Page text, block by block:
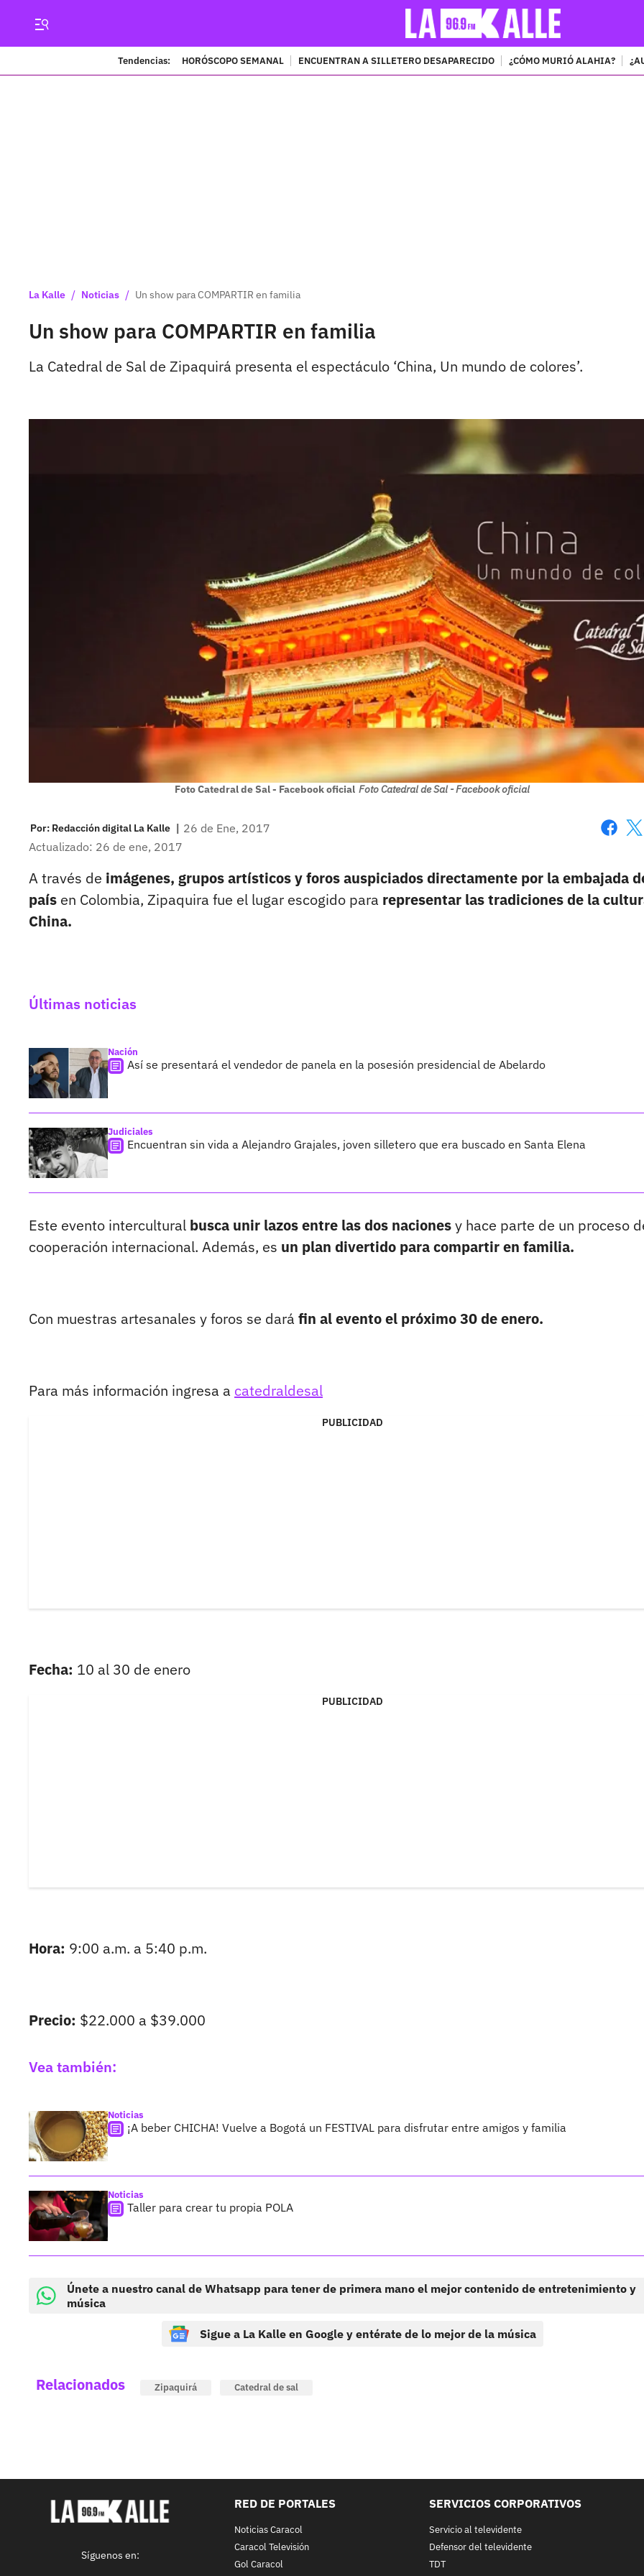
Tendencias: HORÓSCOPO SEMANAL ENCUENTRAN A SILLETERO DESAPARECIDO ¿CÓMO MURIÓ ALAHIA?
La Kalle / Noticias / Un show para COMPARTIR en familia
Un show para COMPARTIR en familia
La Catedral de Sal de Zipaquirá presenta el espectáculo ‘China, Un mundo de colores’.
Foto Catedral de Sal - Facebook oficial Foto Catedral de Sal - Facebook oficial
Por: Redacción digital La Kalle | 26 de Ene, 2017
Actualizado: 26 de ene, 2017
A través de imágenes, grupos artísticos y forosauspiciados directamente por la embajada
país en Colombia, Zipaquira fue el lugar escogido para representar las tradiciones de la
China.
Últimas noticias
Nación
Así se presentará el vendedor de panela en la posesión presidencial de Abelardo
Judiciales
Encuentran sin vida a Alejandro Grajales, joven silletero que era buscado en Santa Elena
Este evento intercultural busca unir lazos entre las dos nacionesy hace parte de un proceso
cooperación internacional. Además, es un plan divertido para compartir en familia.
Con muestras artesanales y foros se dará fin al evento el próximo 30 de enero.
Para más información ingresa a catedraldesal
PUBLICIDAD
Fecha: 10 al 30 de enero
PUBLICIDAD
Hora: 9:00 a.m. a 5:40 p.m.
Precio: $22.000 a $39.000
Vea también:
Noticias
¡A beber CHICHA! Vuelve a Bogotá un FESTIVAL para disfrutar entre amigos y familia
Noticias
Taller para crear tu propia POLA
Únete a nuestro canal de Whatsapp para tener de primera mano el mejor contenido de entretenimiento y
música
Sigue a La Kalle en Google y entérate de lo mejor de la música
Relacionados Zipaquirá Catedral de sal
Síguenos en:
RED DE PORTALES
Noticias Caracol
Caracol Televisión
Gol Caracol
SERVICIOS CORPORATIVOS
Servicio al televidente
Defensor del televidente
TDT